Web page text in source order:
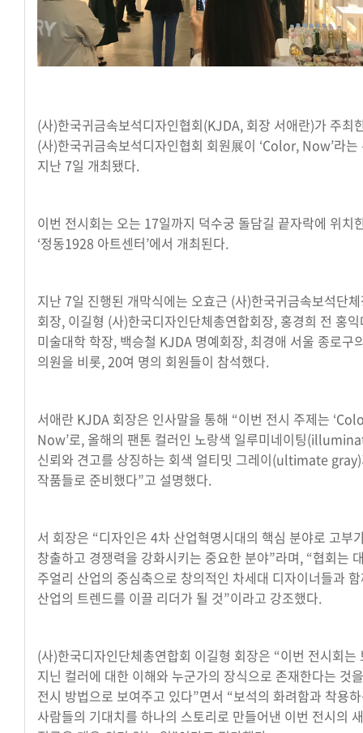
(사)한국귀금속보석디자인협회(KJDA, 회장 서애란)가 주최
(사)한국귀금속보석디자인협회 회원展이 ‘Color, Now’라는
지난 7일 개최됐다.
이번 전시회는 오는 17일까지 덕수궁 돌담길 끝자락에 위치
‘정동1928 아트센터’에서 개최된다.
지난 7일 진행된 개막식에는 오효근 (사)한국귀금속보석단
회장, 이길형 (사)한국디자인단체총연합회장, 홍경희 전 홍
미술대학 학장, 백승철 KJDA 명예회장, 최경애 서울 종로구
의원을 비롯, 20여 명의 회원들이 참석했다.
서애란 KJDA 회장은 인사말을 통해 “이번 전시 주제는
Now’로, 올해의 팬톤 컬러인 노랑색 일루미네이팅
신뢰와 견고를 상징하는 회색 얼티밋 그레이(ultimate
작품들로 준비했다”고 설명했다.
서 회장은 “디자인은 4차 산업혁명시대의 핵심 분야로 고부
창출하고 경쟁력을 강화시키는 중요한 분야”라며, “협회는
주얼리 산업의 중심축으로 창의적인 차세대 디자이너들과
산업의 트렌드를 이끌 리더가 될 것”이라고 강조했다.
(사)한국디자인단체총연합회 이길형 회장은 “이번 전시회는
지닌 컬러에 대한 이해와 누군가의 장식으로 존재한다는 것
전시 방법으로 보여주고 있다”면서 “보석의 화려함과 착용
사람들의 기대치를 하나의 스토리로 만들어낸 이번 전시의